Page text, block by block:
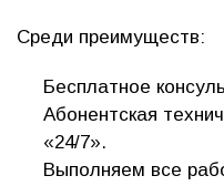
Среди преимуществ:
Бесплатное
Абонентская
«24/7».
Выполняем все